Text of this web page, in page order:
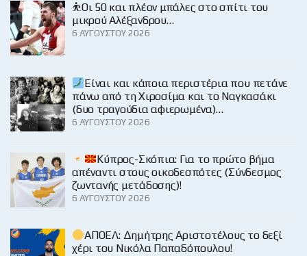
⛹️Οι 50 και πλέον μπάλες στο σπίτι του
μικρού Αλέξανδρου…
6 ΑΥΓΟΎΣΤΟΥ 2026
Είναι και κάποια περιστέρια που πετάνε
πάνω από τη Χιροσίμα και το Ναγκασάκι
(δυο τραγούδια αφιερωμένα)…
6 ΑΥΓΟΎΣΤΟΥ 2026
Κύπρος-Σκόπια: Για το πρώτο βήμα
απέναντι στους οικοδεσπότες (Σύνδεσμος
ζωντανής μετάδοσης)!
6 ΑΥΓΟΎΣΤΟΥ 2026
ΑΠΟΕΛ: Δημήτρης Αριστοτέλους το δεξί
χέρι του Νικόλα Παπαδόπουλου!